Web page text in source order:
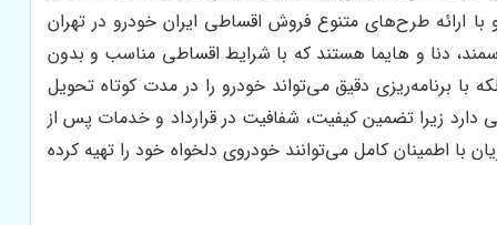
ارائه طرح‌های متنوع فروش اقساطی ایران خودرو در تهران
سمند، دنا و هایما هستند که با شرایط اقساطی مناسب و بدون
با برنامه‌ریزی دقیق می‌تواند خودرو را در مدت کوتاه تحویل
دارد زیرا تضمین کیفیت، شفافیت در قرارداد و خدمات پس از
با اطمینان کامل می‌توانند خودروی دلخواه خود را تهیه کرده